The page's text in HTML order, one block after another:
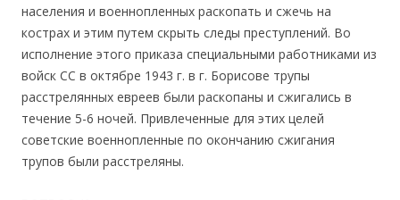
населения и военнопленных раскопать и сжечь на
кострах и этим путем скрыть следы преступлений. Во
исполнение этого приказа специальными работниками из
войск СС в октябре 1943 г. в г. Борисове трупы
расстрелянных евреев были раскопаны и сжигались в
течение 5-6 ночей. Привлеченные для этих целей
советские военнопленные по окончанию сжигания
трупов были расстреляны.